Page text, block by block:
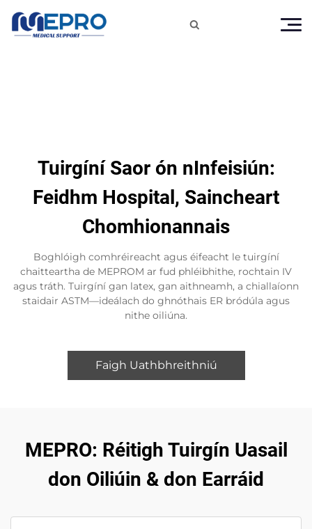

Tuirgíní Saor ón nInfeisiún:
Feidhm Hospital, Saincheart
Chomhionannais
Boghlóigh comhréireacht agus éifeacht le tuirgíní
chaitteartha de MEPROM ar fud phléibhithe, rochtain IV
agus tráth. Tuirgíní gan latex, gan aithneamh, a chiallaíonn
staidair ASTM—ideálach do ghnóthais ER bródúla agus
nithe oiliúna.
Faigh Uathbhreithniú
MEPRO: Réitigh Tuirgín Uasail
don Oiliúin & don Earráid